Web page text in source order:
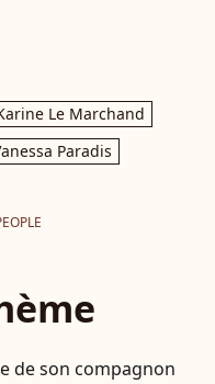
Le Marchand
Paradis
de son compagnon